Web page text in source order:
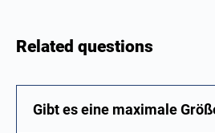
Related questions
Gibt es eine maximale